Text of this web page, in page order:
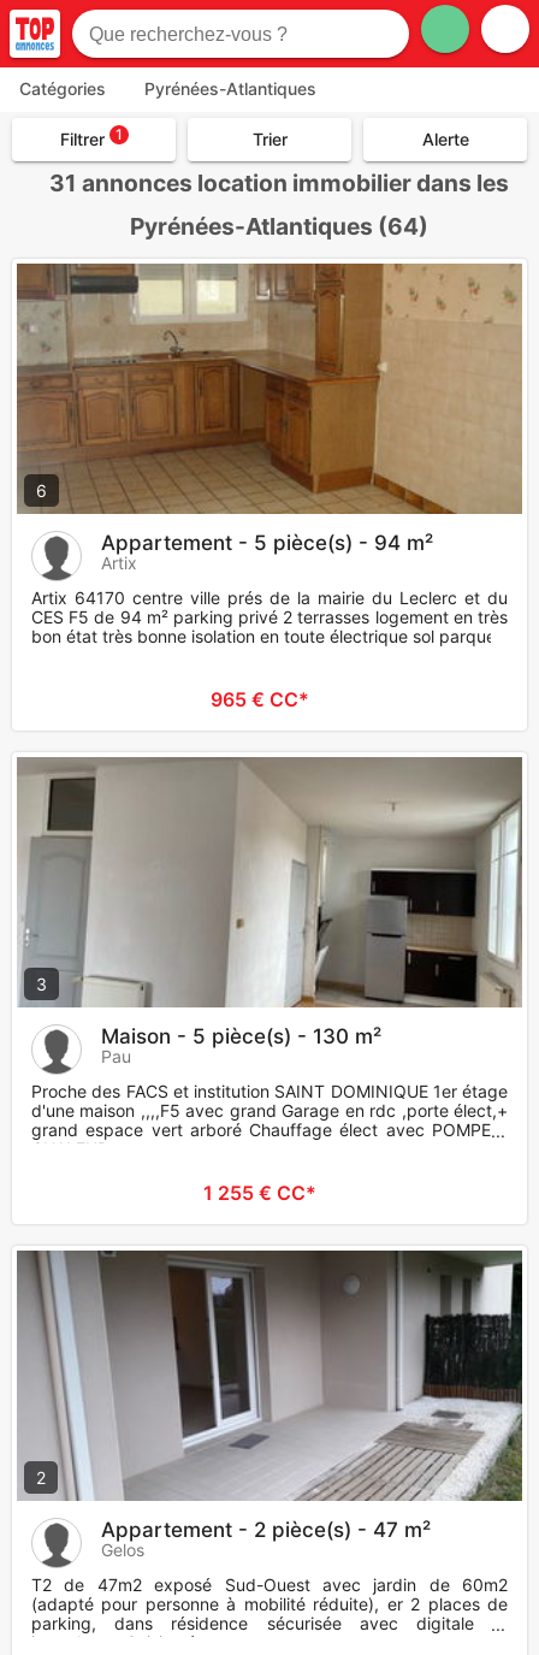
Catégories Pyrénées-Atlantiques
Filtrer 1 Trier Alerte
31 annonces location immobilier dans les
Pyrénées-Atlantiques (64)
6
Appartement - 5 pièce(s) - 94 m²
Artix
Artix 64170 centre ville prés de la mairie du Leclerc et du
CES F5 de 94 m² parking privé 2 terrasses logement en très
bon état très bonne isolation en toute électrique sol parquet
965 € CC*
3
Maison - 5 pièce(s) - 130 m²
Pau
Proche des FACS et institution SAINT DOMINIQUE 1er étage
d'une maison ,,,,F5 avec grand Garage en rdc ,porte élect,+
grand espace vert arboré Chauffage élect avec POMPE à
CHALEUR n
1 255 € CC*
2
Appartement - 2 pièce(s) - 47 m²
Gelos
T2 de 47m2 exposé Sud-Ouest avec jardin de 60m2
(adapté pour personne à mobilité réduite), er 2 places de
parking, dans résidence sécurisée avec digitale et
interphone. Cuisine équ